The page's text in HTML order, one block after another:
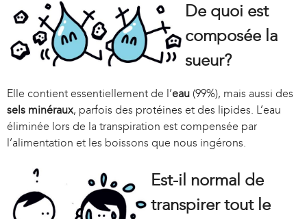
De quoi est
composée la
sueur?
Elle contient essentiellement de l’eau (99%), mais aussi des
sels minéraux, parfois des protéines et des lipides. L’eau
éliminée lors de la transpiration est compensée par
l’alimentation et les boissons que nous ingérons.
Est-il normal de
transpirer tout le